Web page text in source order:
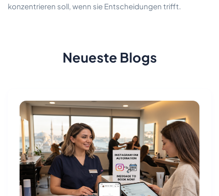
konzentrieren soll, wenn sie Entscheidungen trifft.
Neueste Blogs